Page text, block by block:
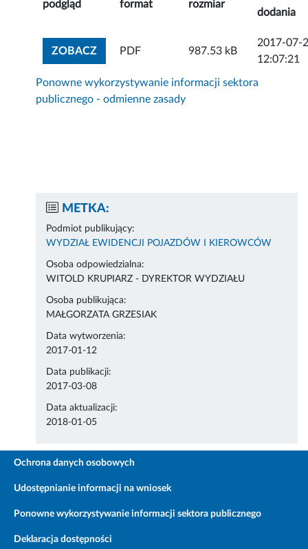
podgląd format rozmiar
dodania
ZOBACZZOBACZ ZAŁĄCZNIK
PDF 987.53 kB
2017-07-
12:07:21
Ponowne wykorzystywanie informacji sektora
publicznego - odmienne zasady
METKA:
Podmiot publikujący:
WYDZIAŁ EWIDENCJI POJAZDÓW I KIEROWCÓW
Osoba odpowiedzialna:
WITOLD KRUPIARZ - DYREKTOR WYDZIAŁU
Osoba publikująca:
MAŁGORZATA GRZESIAK
Data wytworzenia:
2017-01-12
Data publikacji:
2017-03-08
Data aktualizacji:
2018-01-05
Ochrona danych osobowych
Udostępnianie informacji na wniosek
Ponowne wykorzystywanie informacji sektora publicznego
Deklaracja dostępności